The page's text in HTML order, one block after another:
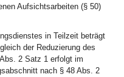
Aufsichtsarbeiten (§ 50)
in Teilzeit beträgt
der Reduzierung des
2 Satz 1 erfolgt im
nach § 48 Abs. 2